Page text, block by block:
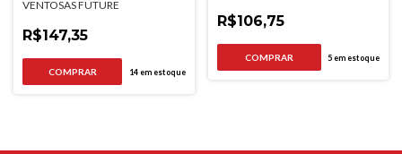
VENTOSAS FUTURE
R$147,35
14em estoque
R$106,75
5em estoque